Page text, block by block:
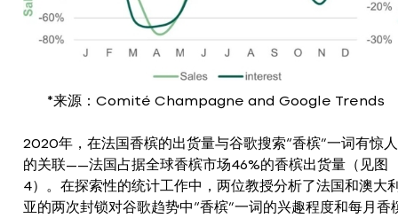
*来源：Comité Champagne and Google Trends
2020年，在法国香槟的出货量与谷歌搜索“香槟”一词有惊人
的关联——法国占据全球香槟市场46%的香槟出货量（见图
4）。在探索性的统计工作中，两位教授分析了法国和澳大
亚的两次封锁对谷歌趋势中“香槟”一词的兴趣程度和每月香